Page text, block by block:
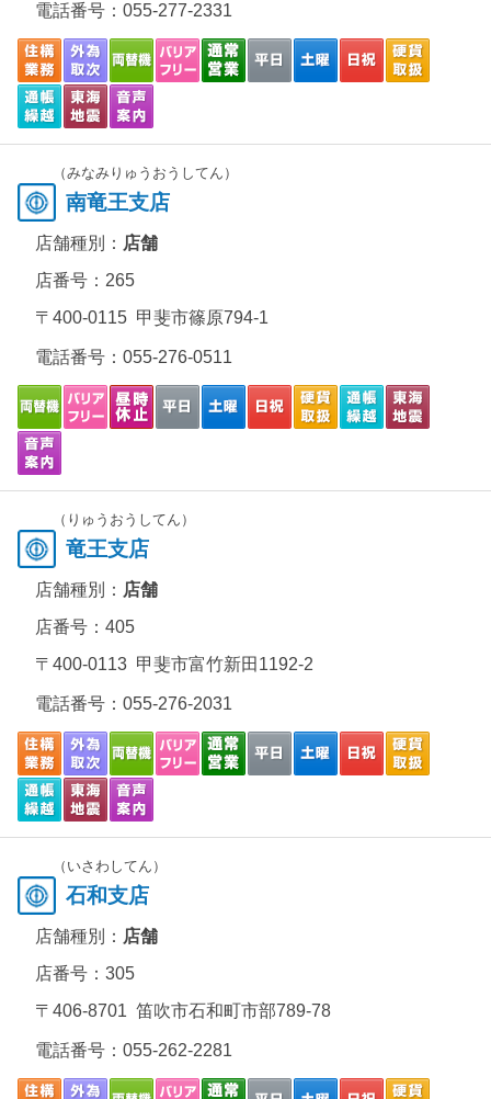
電話番号： 055-277-2331
（みなみりゅうおうしてん）
南竜王支店
店舗種別： 店舗
店番号：265
〒400-0115 甲斐市篠原794-1
電話番号： 055-276-0511
（りゅうおうしてん）
竜王支店
店舗種別： 店舗
店番号：405
〒400-0113 甲斐市富竹新田1192-2
電話番号： 055-276-2031
（いさわしてん）
石和支店
店舗種別： 店舗
店番号：305
〒406-8701 笛吹市石和町市部789-78
電話番号： 055-262-2281